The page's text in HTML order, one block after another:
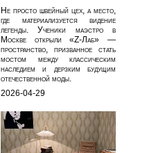
Не просто швейный цех, а место,
где материализуется видение
легенды. Ученики маэстро в
Москве открыли «Z-Лаб» —
пространство, призванное стать
мостом между классическим
наследием и дерзким будущим
отечественной моды.
2026-04-29